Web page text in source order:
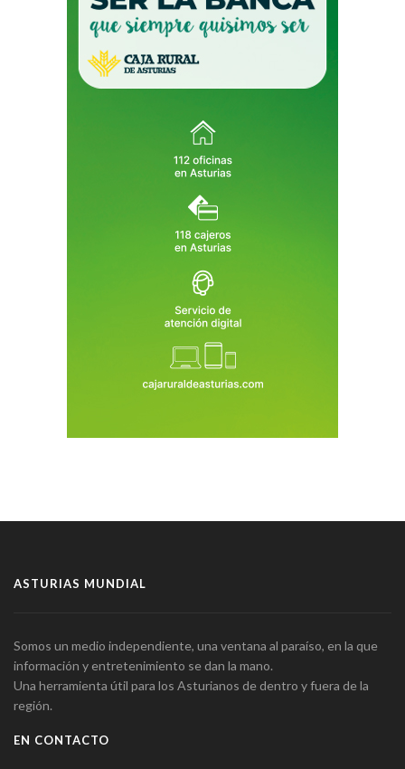
ASTURIAS MUNDIAL
Somos un medio independiente, una ventana al paraíso, en la que
información y entretenimiento se dan la mano.
Una herramienta útil para los Asturianos de dentro y fuera de la
región.
EN CONTACTO